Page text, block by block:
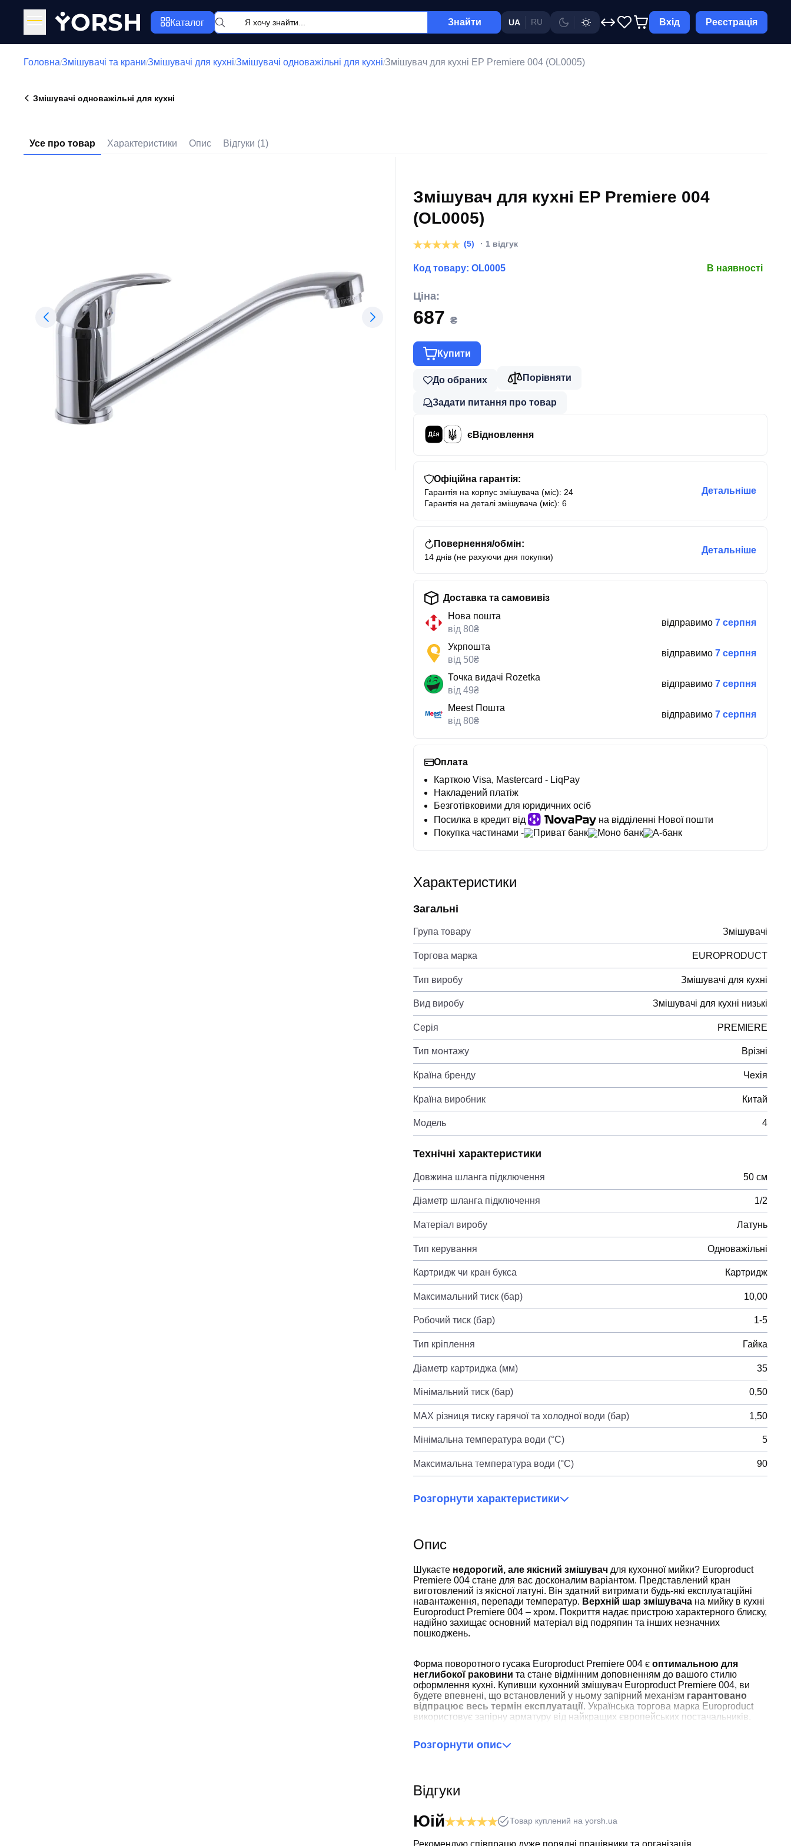
YORSH Каталог Знайти UA RU Вхід Реєстрація
Головна/Змішувачі та крани/Змішувачі для кухні/Змішувачі одноважільні для кухні/Змішувач для кухні EP Premiere 004 (OL0005)
Змішувачі одноважільні для кухні
Усе про товар Характеристики Опис Відгуки (1)
Змішувач для кухні EP Premiere 004
(OL0005)
(5) · 1 відгук
Код товару: OL0005 В наявності
Ціна:
687 ₴
Купити
До обраних Порівняти
Задати питання про товар
єВідновлення
Офіційна гарантія:
Гарантія на корпус змішувача (міс): 24
Гарантія на деталі змішувача (міс): 6
Детальніше
Повернення/обмін:
14 днів (не рахуючи дня покупки)
Детальніше
Доставка та самовивіз
Нова пошта
від 80₴
відправимо 7 серпня
Укрпошта
від 50₴
відправимо 7 серпня
Точка видачі Rozetka
від 49₴
відправимо 7 серпня
Meest Пошта
від 80₴
відправимо 7 серпня
Оплата
Карткою Visa, Mastercard - LiqPay
Накладений платіж
Безготівковими для юридичних осіб
Посилка в кредит від
на відділенні Нової пошти
Покупка частинами -
Приват банк Моно банк А-банк
Характеристики
Загальні
Група товару Змішувачі
Торгова марка EUROPRODUCT
Тип виробу Змішувачі для кухні
Вид виробу Змішувачі для кухні низькі
Серія PREMIERE
Тип монтажу Врізні
Країна бренду Чехія
Країна виробник Китай
Модель 4
Технічні характеристики
Довжина шланга підключення 50 см
Діаметр шланга підключення 1/2
Матеріал виробу Латунь
Тип керування Одноважільні
Картридж чи кран букса Картридж
Максимальний тиск (бар) 10,00
Робочий тиск (бар) 1-5
Тип кріплення Гайка
Діаметр картриджа (мм) 35
Мінімальний тиск (бар) 0,50
MAX різниця тиску гарячої та холодної води (бар) 1,50
Мінімальна температура води (°C) 5
Максимальна температура води (°C) 90
Розгорнути характеристики
Опис
Шукаєте недорогий, але якісний змішувач для кухонної мийки? Europroduct
Premiere 004 стане для вас досконалим варіантом. Представлений кран
виготовлений із якісної латуні. Він здатний витримати будь-які експлуатаційні
навантаження, перепади температур. Верхній шар змішувача на мийку в кухні
Europroduct Premiere 004 – хром. Покриття надає пристрою характерного блиску,
надійно захищає основний матеріал від подряпин та інших незначних
пошкоджень.
Форма поворотного гусака Europroduct Premiere 004 є оптимальною для
неглибокої раковини та стане відмінним доповненням до вашого стилю
оформлення кухні. Купивши кухонний змішувач Europroduct Premiere 004, ви
будете впевнені, що встановлений у ньому запірний механізм гарантовано
відпрацює весь термін експлуатації. Українська торгова марка Europroduct
використовує запірну арматуру від найкращих європейських постачальників.
Розгорнути опис
Відгуки
Юій Товар куплений на yorsh.ua
Рекомендую співпрацю,дуже порядні працівники та організація.